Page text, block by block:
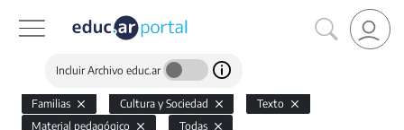
Incluir Archivo educ.ar
Familias Cultura y Sociedad
Texto
Material pedagógico
Todas